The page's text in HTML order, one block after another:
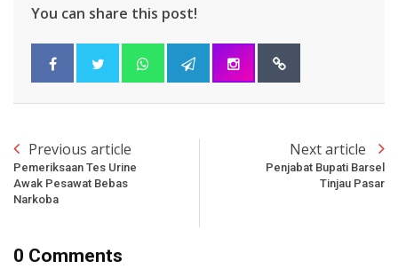
You can share this post!
Previous article
Pemeriksaan Tes Urine
Awak Pesawat Bebas
Narkoba
Next article
Penjabat Bupati Barsel
Tinjau Pasar
0 Comments